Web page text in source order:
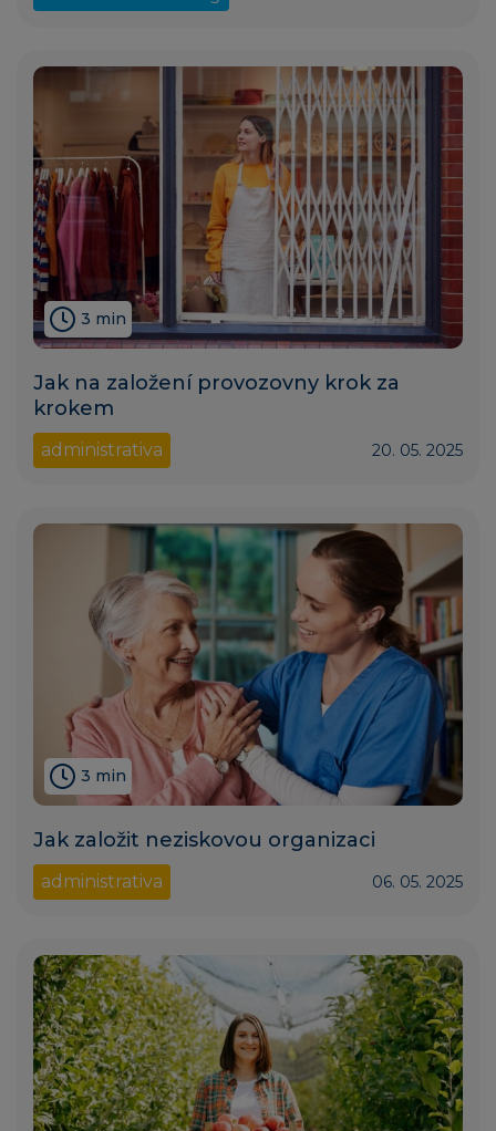
3 min
Jak na založení provozovny krok za
krokem
administrativa 20. 05. 2025
3 min
Jak založit neziskovou organizaci
administrativa 06. 05. 2025